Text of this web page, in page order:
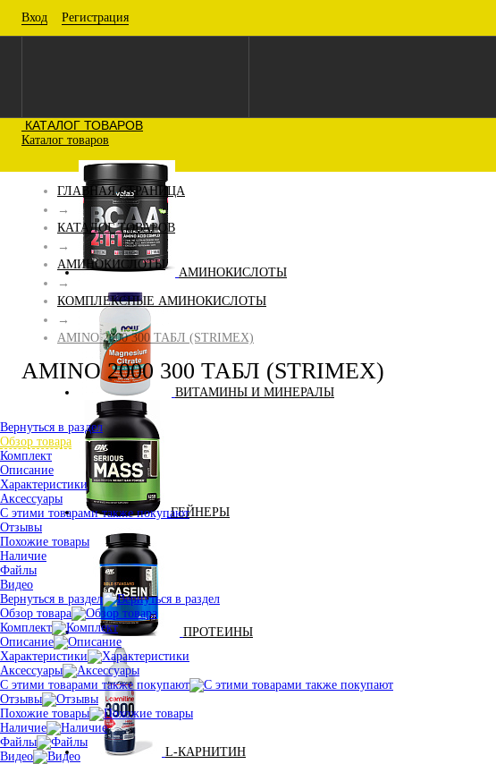
Вход Регистрация
КАТАЛОГ ТОВАРОВ
Каталог товаров
АМИНОКИСЛОТЫ
ВИТАМИНЫ И МИНЕРАЛЫ
ГЕЙНЕРЫ
ПРОТЕИНЫ
L-КАРНИТИН
ГЛАВНАЯ СТРАНИЦА
→
КАТАЛОГ ТОВАРОВ
→
АМИНОКИСЛОТЫ
→
КОМПЛЕКСНЫЕ АМИНОКИСЛОТЫ
→
AMINO 2000 300 ТАБЛ (STRIMEX)
AMINO 2000 300 ТАБЛ (STRIMEX)
Вернуться в раздел
Обзор товара
Комплект
Описание
Характеристики
Аксессуары
С этими товарами также покупают
Отзывы
Похожие товары
Наличие
Файлы
Видео
Вернуться в раздел
Обзор товара
Комплект
Описание
Характеристики
Аксессуары
С этими товарами также покупают
Отзывы
Похожие товары
Наличие
Файлы
Видео